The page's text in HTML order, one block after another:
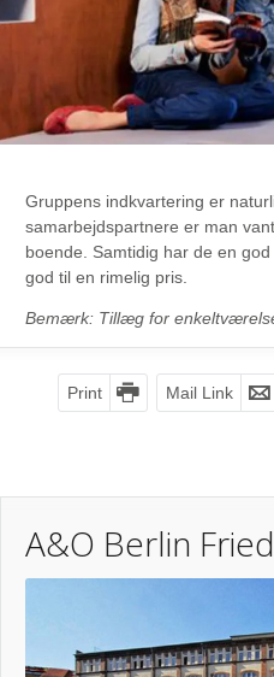
Gruppens indkvartering er
samarbejdspartnere er man
boende. Samtidig har de en
god til en rimelig pris.
Bemærk: Tillæg for
Print Mail Link
A&O Berlin